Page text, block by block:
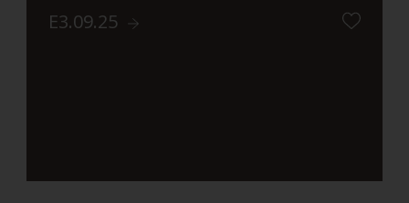
E3.09.25